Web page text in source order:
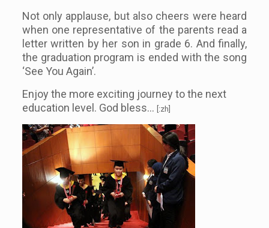
Not only applause, but also cheers were heard
when one representative of the parents read a
letter written by her son in grade 6. And finally,
the graduation program is ended with the song
‘See You Again’.
Enjoy the more exciting journey to the next
education level. God bless… [:zh]